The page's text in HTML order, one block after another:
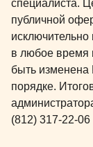
специалиста.
публичной
в любое время
быть изменена
порядке.
(812) 317-22-06